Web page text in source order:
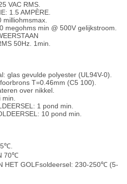
VAC RMS.
1.5 AMPÈRE.
milliohmsmax.
megohms min @ 500V gelijkstroom.
50Hz. 1min.
glas gevulde polyester (UL94V-0).
T=0.46mm (C5 100).
over nikkel.
min.
1 pond min.
10 pond min.
70℃
HET GOLFsoldeersel: 230-250℃ (5-